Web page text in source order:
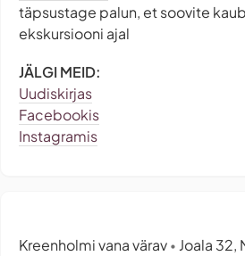
täpsustage palun, et soovite
ekskursiooni ajal
JÄLGI MEID:
Uudiskirjas
Facebookis
Instagramis
Kreenholmi vana värav • Joala 32,